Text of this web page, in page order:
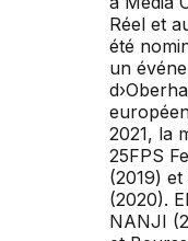
Réel et
été
un
2021, la
25FPS
(2019)
(2020).
NANJI